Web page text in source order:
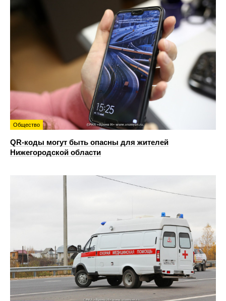
Общество
QR-коды могут быть опасны для жителей
Нижегородской области